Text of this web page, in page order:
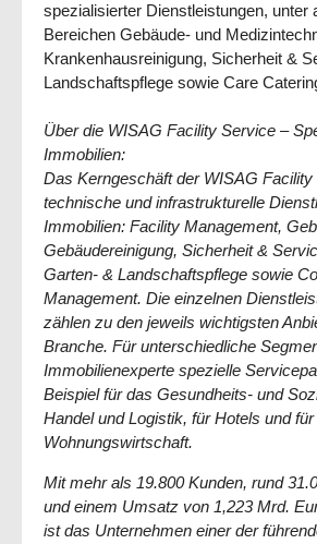
spezialisierter Dienstleistungen, unter
Bereichen Gebäude- und
Krankenhausreinigung, Sicherheit &
Landschaftspflege sowie Care
Über die WISAG Facility Service –
Immobilien:
Das Kerngeschäft der WISAG
technische und infrastrukturelle
Immobilien: Facility Management,
Gebäudereinigung, Sicherheit &
Garten- & Landschaftspflege sowie
Management. Die einzelnen
zählen zu den jeweils wichtigsten
Branche. Für unterschiedliche
Immobilienexperte spezielle
Beispiel für das Gesundheits- und
Handel und Logistik, für Hotels und für
Wohnungswirtschaft.
Mit mehr als 19.800 Kunden, rund
und einem Umsatz von 1,223 Mrd.
ist das Unternehmen einer der